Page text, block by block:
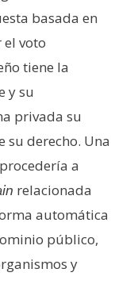
basada en
voto
tiene la
y su
privada su
su derecho. Una
a
relacionada
automática
público,
y